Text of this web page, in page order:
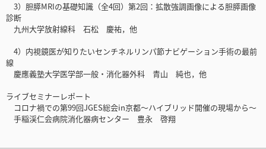
3）胆膵MRIの基礎知識（全4回）第2回：拡散強調画像による胆膵画像
診断
九州大学放射線科 石松 慶祐，他
4）内視鏡医が知りたいセンチネルリンパ節ナビゲーション手術の最前
線
慶應義塾大学医学部一般・消化器外科 青山 純也，他
ライブセミナーレポート
コロナ禍での第99回JGES総会in京都〜ハイブリッド開催の現場から〜
手稲渓仁会病院消化器病センター 豊永 啓翔